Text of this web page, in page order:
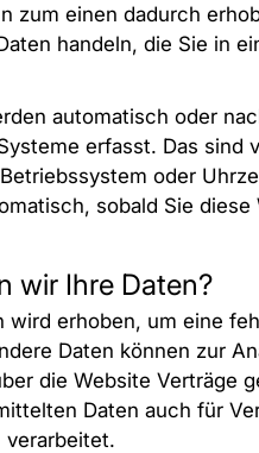
zum einen dadurch
handeln, die Sie in
automatisch oder
erfasst. Das sind
oder
sobald Sie
wir Ihre Daten?
wird erhoben, um eine
Daten können zur
die Website Verträge
Daten auch für
verarbeitet.